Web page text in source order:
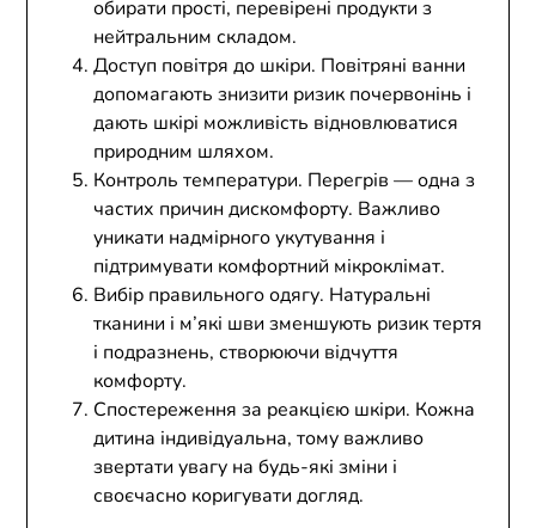
обирати прості, перевірені продукти з
нейтральним складом.
Доступ повітря до шкіри. Повітряні ванни
допомагають знизити ризик почервонінь і
дають шкірі можливість відновлюватися
природним шляхом.
Контроль температури. Перегрів — одна з
частих причин дискомфорту. Важливо
уникати надмірного укутування і
підтримувати комфортний мікроклімат.
Вибір правильного одягу. Натуральні
тканини і м’які шви зменшують ризик тертя
і подразнень, створюючи відчуття
комфорту.
Спостереження за реакцією шкіри. Кожна
дитина індивідуальна, тому важливо
звертати увагу на будь-які зміни і
своєчасно коригувати догляд.